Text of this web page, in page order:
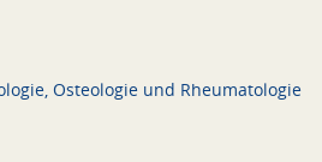
Osteologie und Rheumatologie